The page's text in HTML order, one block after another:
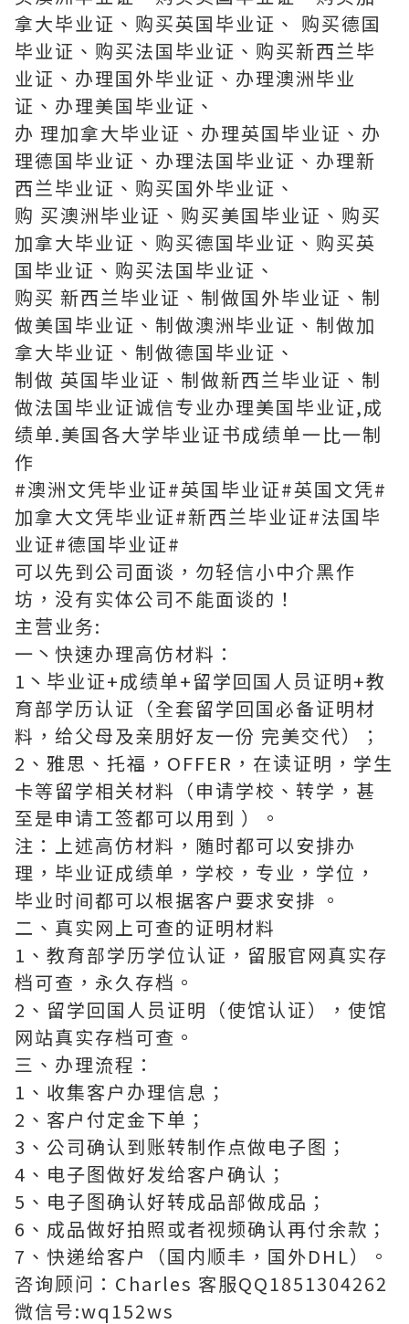
拿大毕业证、购买英国毕业证、 购买德国
毕业证、购买法国毕业证、购买新西兰毕
业证、办理国外毕业证、办理澳洲毕业
证、办理美国毕业证、
办 理加拿大毕业证、办理英国毕业证、办
理德国毕业证、办理法国毕业证、办理新
西兰毕业证、购买国外毕业证、
购 买澳洲毕业证、购买美国毕业证、购买
加拿大毕业证、购买德国毕业证、购买英
国毕业证、购买法国毕业证、
购买 新西兰毕业证、制做国外毕业证、制
做美国毕业证、制做澳洲毕业证、制做加
拿大毕业证、制做德国毕业证、
制做 英国毕业证、制做新西兰毕业证、制
做法国毕业证诚信专业办理美国毕业证,成
绩单.美国各大学毕业证书成绩单一比一制
作
#澳洲文凭毕业证#英国毕业证#英国文凭#
加拿大文凭毕业证#新西兰毕业证#法国毕
业证#德国毕业证#
可以先到公司面谈，勿轻信小中介黑作
坊，没有实体公司不能面谈的！
主营业务:
一丶快速办理高仿材料：
1丶毕业证+成绩单+留学回国人员证明+教
育部学历认证（全套留学回国必备证明材
料，给父母及亲朋好友一份 完美交代）；
2、雅思、托福，OFFER，在读证明，学生
卡等留学相关材料（申请学校、转学，甚
至是申请工签都可以用到 ）。
注：上述高仿材料，随时都可以安排办
理，毕业证成绩单，学校，专业，学位，
毕业时间都可以根据客户要求安排 。
二、真实网上可查的证明材料
1、教育部学历学位认证，留服官网真实存
档可查，永久存档。
2、留学回国人员证明（使馆认证），使馆
网站真实存档可查。
三、办理流程：
1、收集客户办理信息；
2、客户付定金下单；
3、公司确认到账转制作点做电子图；
4、电子图做好发给客户确认；
5、电子图确认好转成品部做成品；
6、成品做好拍照或者视频确认再付余款；
7、快递给客户（国内顺丰，国外DHL）。
咨询顾问：Charles 客服QQ1851304262
微信号:wq152ws